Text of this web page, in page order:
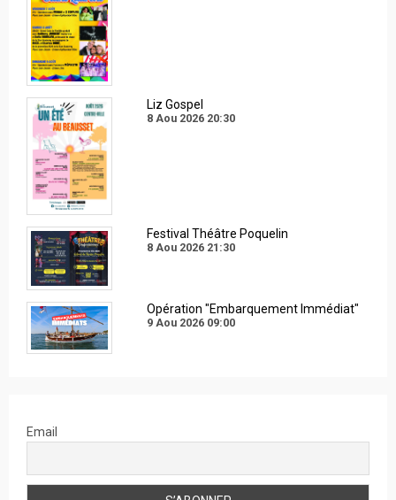
Liz Gospel
8 Aou 2026 20:30
Festival Théâtre Poquelin
8 Aou 2026 21:30
Opération "Embarquement Immédiat"
9 Aou 2026 09:00
Email